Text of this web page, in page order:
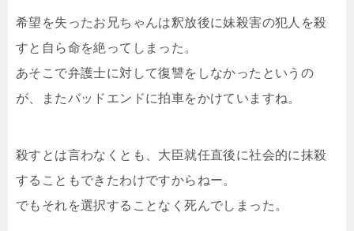
希望を失ったお兄ちゃんは釈放後に妹殺害の犯人を殺
すと自ら命を絶ってしまった。
あそこで弁護士に対して復讐をしなかったというの
が、またバッドエンドに拍車をかけていますね。
殺すとは言わなくとも、大臣就任直後に社会的に抹殺
することもできたわけですからねー。
でもそれを選択することなく死んでしまった。